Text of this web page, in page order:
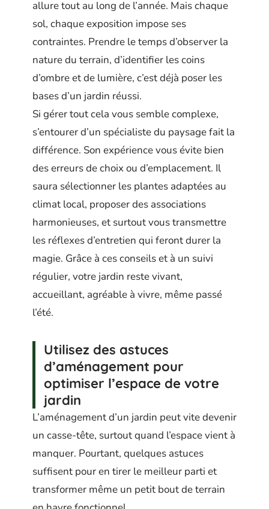
allure tout au long de l’année. Mais chaque
sol, chaque exposition impose ses
contraintes. Prendre le temps d’observer la
nature du terrain, d’identifier les coins
d’ombre et de lumière, c’est déjà poser les
bases d’un jardin réussi.
Si gérer tout cela vous semble complexe,
s’entourer d’un spécialiste du paysage fait la
différence. Son expérience vous évite bien
des erreurs de choix ou d’emplacement. Il
saura sélectionner les plantes adaptées au
climat local, proposer des associations
harmonieuses, et surtout vous transmettre
les réflexes d’entretien qui feront durer la
magie. Grâce à ces conseils et à un suivi
régulier, votre jardin reste vivant,
accueillant, agréable à vivre, même passé
l’été.
Utilisez des astuces
d’aménagement pour
optimiser l’espace de votre
jardin
L’aménagement d’un jardin peut vite devenir
un casse-tête, surtout quand l’espace vient à
manquer. Pourtant, quelques astuces
suffisent pour en tirer le meilleur parti et
transformer même un petit bout de terrain